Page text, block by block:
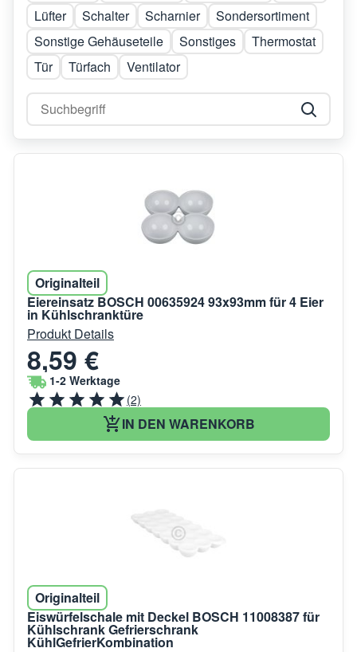
Lüfter
Schalter Scharnier
Sondersortiment
Sonstige Gehäuseteile
Sonstiges
Thermostat
Tür
Türfach Ventilator
Originalteil
Eiereinsatz BOSCH 00635924 93x93mm für 4 Eier
in Kühlschranktüre
Produkt Details
8,59 €
1-2 Werktage
(2)
IN DEN WARENKORB
Originalteil
Eiswürfelschale mit Deckel BOSCH 11008387 für
Kühlschrank Gefrierschrank
KühlGefrierKombination